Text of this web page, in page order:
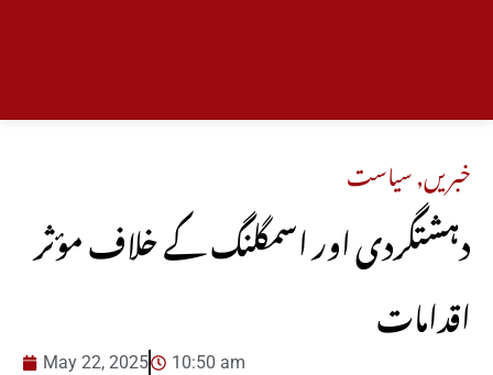
خبریں,سیاست
دہشتگردی اور اسمگلنگ کے خلاف مؤثر
اقدامات
May 22, 2025 10:50 am